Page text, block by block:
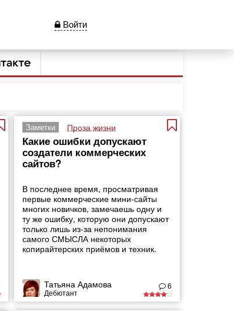
Войти
Заметки Проза жизни
Какие ошибки допускают
создатели коммерческих
сайтов?
В последнее время, просматривая
первые коммерческие мини-сайты
многих новичков, замечаешь одну и
ту же ошибку, которую они допускают
только лишь из-за непонимания
самого СМЫСЛА некоторых
копирайтерских приёмов и техник.
Татьяна Адамова
Дебютант
6